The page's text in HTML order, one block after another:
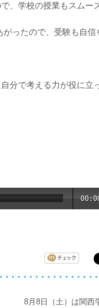
、学校の授業もスムー
ったので、受験も自信
分で考える力が役に立
8月8日（土）は関西